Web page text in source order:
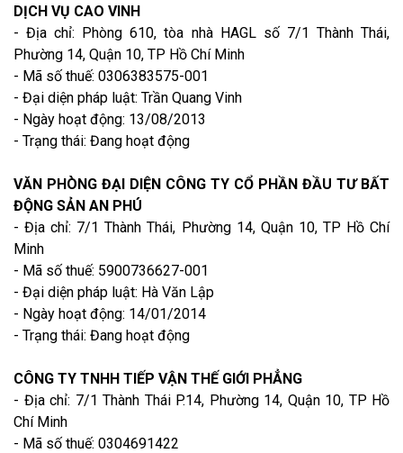
DỊCH VỤ CAO VINH
- Địa chỉ: Phòng 610, tòa nhà HAGL số 7/1 Thành Thái,
Phường 14, Quận 10, TP Hồ Chí Minh
- Mã số thuế: 0306383575-001
- Đại diện pháp luật: Trần Quang Vinh
- Ngày hoạt động: 13/08/2013
- Trạng thái: Đang hoạt động
VĂN PHÒNG ĐẠI DIỆN CÔNG TY CỔ PHẦN ĐẦU TƯ BẤT
ĐỘNG SẢN AN PHÚ
- Địa chỉ: 7/1 Thành Thái, Phường 14, Quận 10, TP Hồ Chí
Minh
- Mã số thuế: 5900736627-001
- Đại diện pháp luật: Hà Văn Lập
- Ngày hoạt động: 14/01/2014
- Trạng thái: Đang hoạt động
CÔNG TY TNHH TIẾP VẬN THẾ GIỚI PHẲNG
- Địa chỉ: 7/1 Thành Thái P.14, Phường 14, Quận 10, TP Hồ
Chí Minh
- Mã số thuế: 0304691422